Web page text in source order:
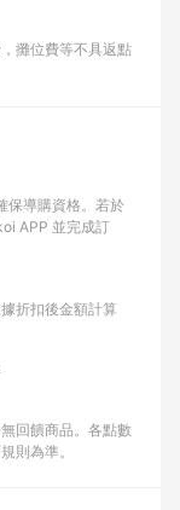
攤位費等不具返點
保導購資格。若於
APP 並完成訂
折扣後金額計算
回饋商品。各點數
則為準。